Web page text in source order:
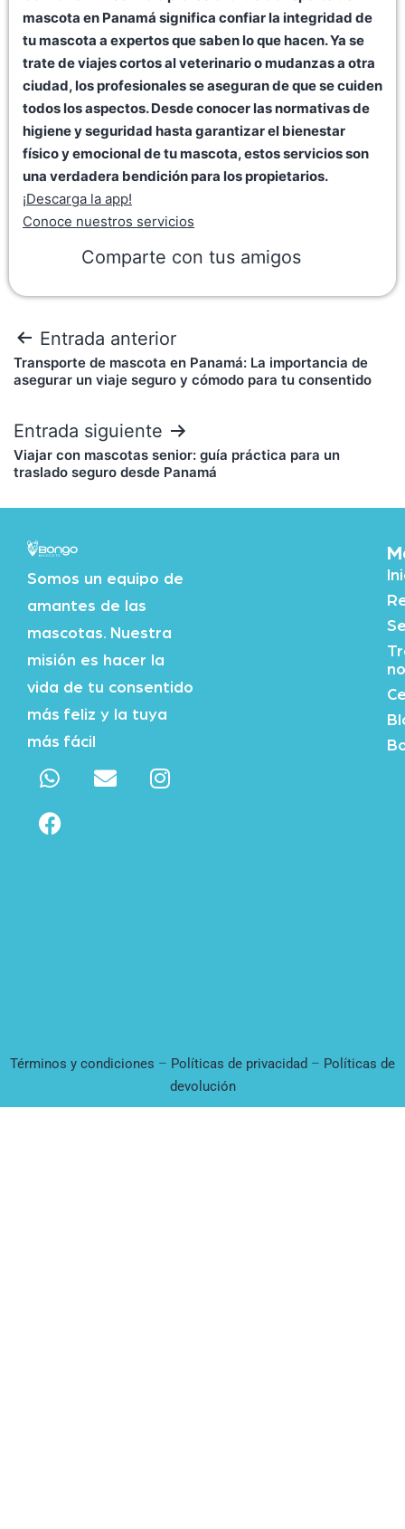
mascota en Panamá significa confiar la integridad de
tu mascota a expertos que saben lo que hacen. Ya se
trate de viajes cortos al veterinario o mudanzas a otra
ciudad, los profesionales se aseguran de que se cuiden
todos los aspectos. Desde conocer las normativas de
higiene y seguridad hasta garantizar el bienestar
físico y emocional de tu mascota, estos servicios son
una verdadera bendición para los propietarios.
¡Descarga la app!
Conoce nuestros servicios
Comparte con tus amigos
Entrada anterior
Transporte de mascota en Panamá: La importancia de
asegurar un viaje seguro y cómodo para tu consentido
Entrada siguiente
Viajar con mascotas senior: guía práctica para un
traslado seguro desde Panamá
Somos un equipo de
amantes de las
mascotas. Nuestra
misión es hacer la
vida de tu consentido
más feliz y la tuya
más fácil
Términos y condiciones – Políticas de privacidad – Políticas de
devolución